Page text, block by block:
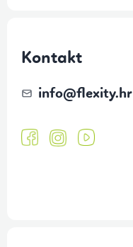
Kontakt
info@flexity.hr